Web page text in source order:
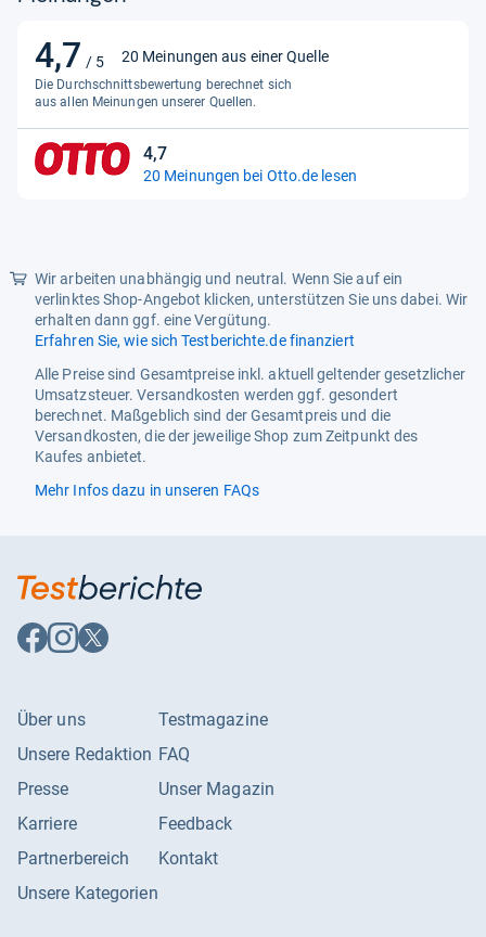
4,7 / 5
4,7
von
5
Sternen
20 Meinungen aus einer Quelle
Die Durchschnittsbewertung berechnet sich
aus allen Meinungen unserer Quellen.
4,7
4,7
von
20 Meinungen bei Otto.de lesen
Wir arbeiten unabhängig und neutral. Wenn Sie auf ein
verlinktes Shop-Angebot klicken, unterstützen Sie uns dabei. Wir
erhalten dann ggf. eine Vergütung.
Erfahren Sie, wie sich Testberichte.de finanziert
Alle Preise sind Gesamtpreise inkl. aktuell geltender gesetzlicher
Umsatzsteuer. Versandkosten werden ggf. gesondert
berechnet. Maßgeblich sind der Gesamtpreis und die
Versandkosten, die der jeweilige Shop zum Zeitpunkt des
Kaufes anbietet.
Mehr Infos dazu in unseren FAQs
Auf
Facebook
Auf
Instagram
Auf
X
Über uns
Unsere Redaktion
Presse
Karriere
Partnerbereich
Unsere Kategorien
Testmagazine
FAQ
Unser Magazin
Feedback
Kontakt